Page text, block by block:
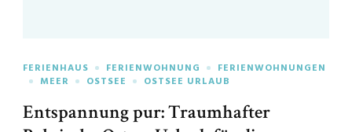
FERIENHAUS FERIENWOHNUNG
FERIENWOHNUNGEN
MEER
OSTSEE OSTSEE URLAUB
Entspannung pur: Traumhafter